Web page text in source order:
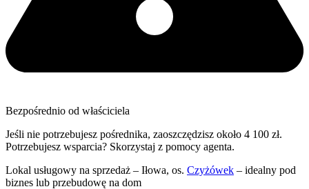
Bezpośrednio od właściciela
Jeśli nie potrzebujesz pośrednika, zaoszczędzisz około 4 100 zł.
Potrzebujesz wsparcia? Skorzystaj z pomocy agenta.
Lokal usługowy na sprzedaż – Iłowa, os. Czyżówek – idealny pod
biznes lub przebudowę na dom